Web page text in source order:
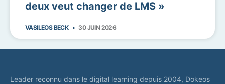
deux veut changer de LMS »
VASILEOS BECK 30 JUIN 2026
Leader reconnu dans le digital learning depuis 2004, Dokeos